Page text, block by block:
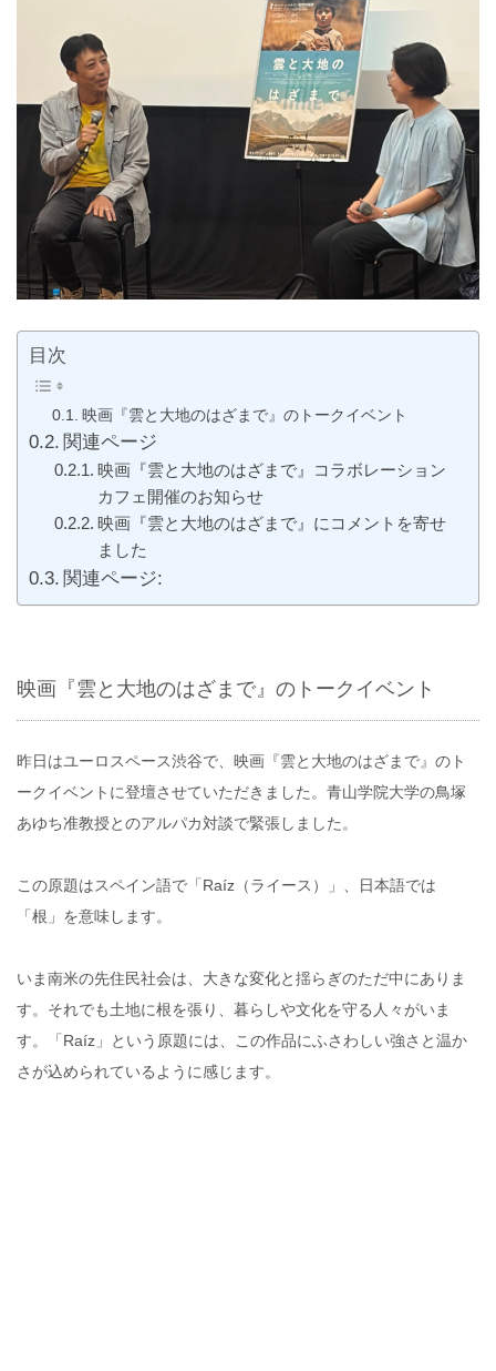
目次
映画『雲と大地のはざまで』のトークイベント
関連ページ
映画『雲と大地のはざまで』コラボレーション
カフェ開催のお知らせ
映画『雲と大地のはざまで』にコメントを寄せ
ました
関連ページ:
映画『雲と大地のはざまで』のトークイベント
昨日はユーロスペース渋谷で、映画『雲と大地のはざまで』のト
ークイベントに登壇させていただきました。青山学院大学の鳥塚
あゆち准教授とのアルパカ対談で緊張しました。
この原題はスペイン語で「Raíz（ライース）」、日本語では
「根」を意味します。
いま南米の先住民社会は、大きな変化と揺らぎのただ中にありま
す。それでも土地に根を張り、暮らしや文化を守る人々がいま
す。「Raíz」という原題には、この作品にふさわしい強さと温か
さが込められているように感じます。